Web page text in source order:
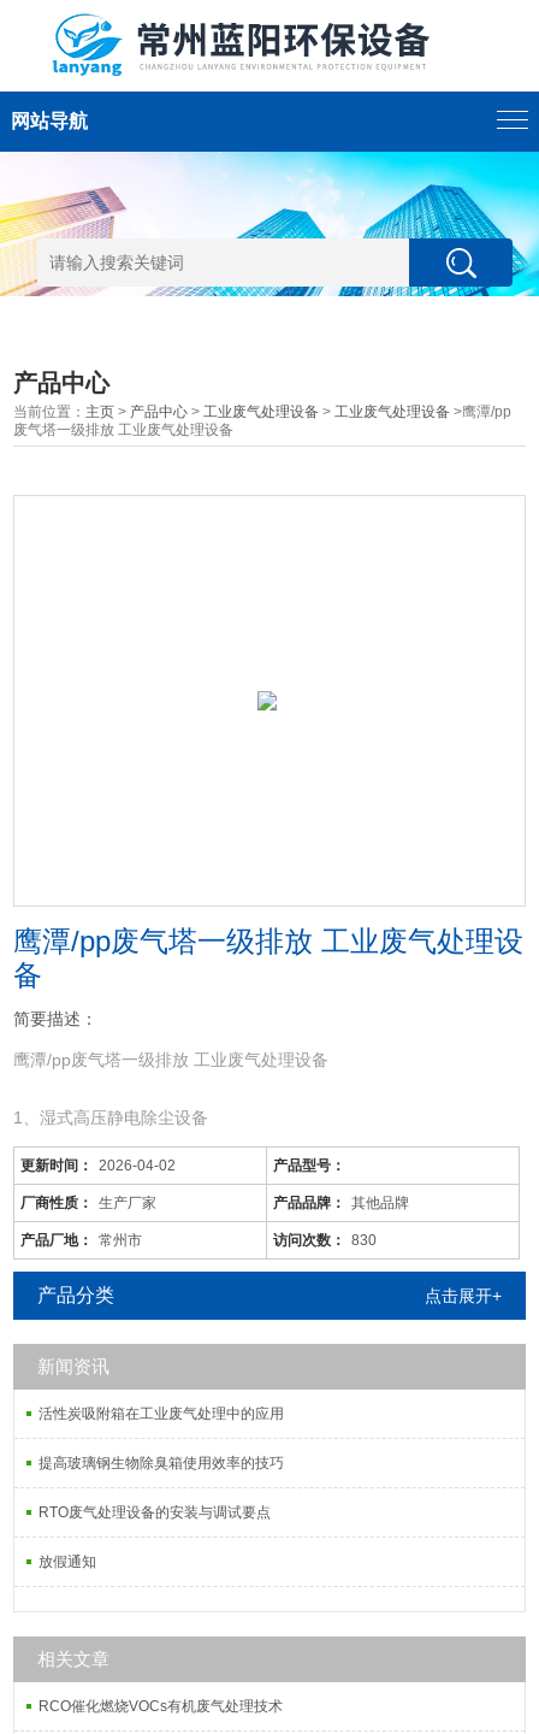
网站导航
产品中心
当前位置： 主页 > 产品中心 >工业废气处理设备 >工业废气处理设备 >鹰潭/pp
废气塔一级排放 工业废气处理设备
鹰潭/pp废气塔一级排放 工业废气处理设
备
简要描述：
鹰潭/pp废气塔一级排放 工业废气处理设备
1、湿式高压静电除尘设备
鹰潭/pp废气塔厂家/一级排放
是针对废气及粉尘的一款环保设备。它是利用电力将气体中的粉尘离
子分离出来的除尘设备。有性能稳定、除尘效果好等特点，需要经过
荷电、收集、清灰三个阶段，直流高压电使阴极线附近的空间气体电
离，粉尘等颗粒和点后在电场力作用下移动并沉积在集尘阳极表面，
更新时间： 2026-04-02 产品型号：
厂商性质： 生产厂家 产品品牌： 其他品牌
产品厂地： 常州市 访问次数： 830
产品分类 点击展开+
新闻资讯
活性炭吸附箱在工业废气处理中的应用
提高玻璃钢生物除臭箱使用效率的技巧
RTO废气处理设备的安装与调试要点
放假通知
相关文章
RCO催化燃烧VOCs有机废气处理技术